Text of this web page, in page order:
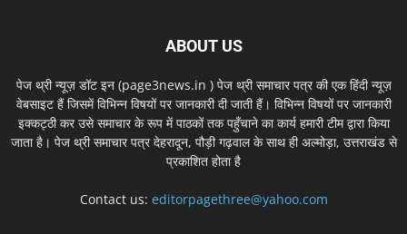
ABOUT US
पेज थ्री न्यूज़ डॉट इन (page3news.in ) पेज थ्री समाचार पत्र की एक हिंदी न्यूज़
वेबसाइट हैं जिसमें विभिन्न विषयों पर जानकारी दी जाती हैं। विभिन्न विषयों पर जानकारी
इक्कट्ठी कर उसे समाचार के रूप में पाठकों तक पहुँचाने का कार्य हमारी टीम द्वारा किया
जाता है। पेज थ्री समाचार पत्र देहरादून, पौड़ी गढ़वाल के साथ ही अल्मोड़ा, उत्तराखंड से
प्रकाशित होता है
Contact us: editorpagethree@yahoo.com